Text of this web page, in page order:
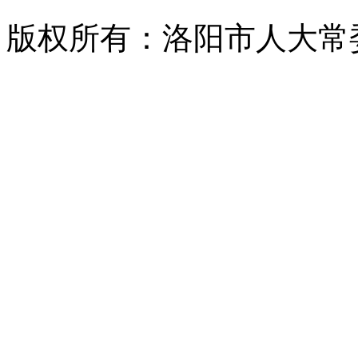
版权所有：洛阳市人大常